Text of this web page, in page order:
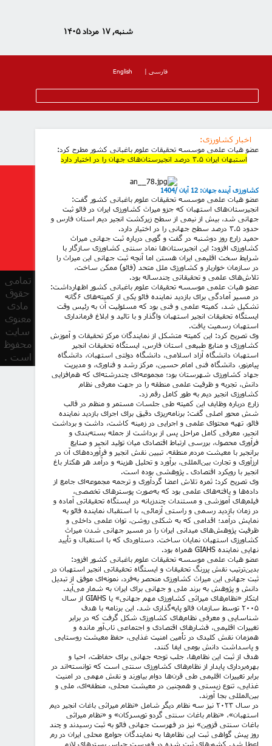
شنبه, ۱۷ مرداد ۱۴۰۵
فارسی|
English
اخبار کشاورزی:
عضو هیات علمی موسسه تحقیقات علوم باغبانی کشور مطرح کرد:
استبهان ایران ۳.۵ درصد انجیرستان‌های جهان را در اختیار دارد
کشاورزی آینده جهان: 12 آبان /1404
عضو هیات علمی موسسه تحقیقات علوم باغبانی کشور گفت:
انجیرستان‌های استهبان که جزو میراث کشاورزی ایران در فائو ثبت
جهانی شد، بیش از نیمی از سطح زیرکشت انجیر دیم استان فارس و
حدود ۳.۵ درصد سطح جهانی را در اختیار دارد.
حمید زارع روز دوشنبه در گفت و گویی درباره ثبت جهانی میراث
کشاورزی افزود: این انجیرستان‌ها نماد سنتی کشاورزی سازگار با
شرایط سخت اقلیمی ایران‌ هستن اما آنچه ثبت جهانی این میراث را
در سازمان خواربار و کشاورزی ملل متحد (فائو) ممکن ساخت،
تلاش‌های علمی و تحقیقاتی چندساله بود.
عضو هیات علمی موسسه تحقیقات علوم باغبانی کشور اظهارداشت:
در مسیر آمادگی برای بازدید نماینده فائو یکی از کمیته‌های ۶گانه
تشکیل شد، کمیته علمی و فنی بود که مسئولیت آن به رئیس وقت
ایستگاه تحقیقات انجیر استهبان واگذار و با تائید و ابلاغ فرمانداری
استهبان رسمیت یافت.
وی تصریح کرد: این کمیته متشکل از نمایندگان مرکز تحقیقات و آموزش
کشاورزی و منابع طبیعی استان فارس، ایستگاه تحقیقات انجیر
استهبان دانشگاه آزاد اسلامی، دانشگاه دولتی استهبان، دانشگاه
پیام‌نور، دانشگاه فنی امام حسین، مرکز رشد و فناوری، و مدیریت
جهاد کشاورزی شهرستان بود؛ مجموعه‌ای چندرشته‌ای که هم‌افزایی
دانش، تجربه و ظرفیت علمی منطقه را در جهت معرفی نظام
کشاورزی انجیر دیم به طور کامل رقم زد.
زارع درباره وظایف این کمیته طی جلسات مستمر و منظم در قالب
شش محور اصلی گفت: برنامه‌ریزی دقیق برای اجرای بازدید نماینده
فائو، تهیه محتوای علمی و اجرایی در زمینه کاشت، داشت و برداشت
انجیر، معرفی کامل مراحل پس از برداشت از جمله بسته‌بندی و
فرآوری محصول، بررسی ارتباط اقتصادی میان تولید انجیر و صنایع
برانجیر با معیشت مردم منطقه، تبیین نقش انجیر و فرآورده‌های آن در
ارزآوری و تجارت بین‌المللی، برآورد و تحلیل هزینه و درآمد هر هکتار باغ
انجیر با رویکرد اقتصادی ـ پژوهشی بوده است.
وی تصریح کرد: ثمره تلاش اعضا گردآوری و ترجمه‌ مجموعه‌ای جامع از
داده‌ها و یافته‌های علمی بود که به‌صورت پوسترهای تخصصی،
فیلم‌های آموزشی و مستندات چندزبانه در ایستگاه تحقیقاتی آماده و
در زمان بازدید رسمی و راستی آزمائی، با استقبال نماینده فائو به
نمایش درآمد؛ اقدامی که به شکلی روشن، توان علمی داخلی و
ظرفیت پژوهش‌های میدانی ایران را در مسیر جهانی شدن میراث
کشاورزی استهبان نمایان ساخت. دستاوردی که با استقبال و تأیید
نهایی نماینده GIAHSهمراه بود.
عضو هیات علمی موسسه تحقیقات علوم باغبانی کشور افزود:
بدین‌ترتیب نقش پررنگ تحقیقات و ایستگاه تحقیقاتی انجیر استهبان در
ثبت جهانی این میراث کشاورزی منحصر به‌فرد، نمونه‌ای موفق از تبدیل
دانش و پژوهش به برند ملی و جهانی برای ایران به شمار می‌آید.
ابتکار «نظام‌های میراثی کشاورزی مهم جهانی» یاGIAHSاز سال
۲۰۰۵ توسط سازمان فائو پایه‌گذاری شد. این برنامه با هدف
شناسایی و معرفی نظام‌های کشاورزی‌ شکل گرفت که در برابر
تغییرات اقلیمی، فشارهای اقتصادی و اجتماعی تاب‌آور مانده و
همزمان نقش کلیدی در تأمین امنیت غذایی، حفظ معیشت روستایی
و پاسداشت دانش بومی ایفا کنند.
هدف از ثبت این نظام‌ها، جلب توجه جهانی برای حفاظت، احیا و
بهره‌برداری پایدار از نظام‌های کشاورزی سنتی است که توانسته‌اند در
برابر تغییرات اقلیمی طی قرن‌ها دوام بیاورند و نقش مهمی در امنیت
غذایی، تنوع زیستی و همچنین در معیشت محلی، منطقه‌ای، ملی و
بین‌المللی بجا آورند.
در سال ۲۰۲۳ نیز سه نظام دیگر شامل «نظام میراثی باغات انجیر دیم
استهبان»، «نظام باغات سنتی گردو تویسرکان» و «نظام میراثی
باغات سنتی قزوین» نیز در فهرست جهانی فائو به ثبت رسیدند و چند
روز پیش گواهی ثبت این نظام‌ها به نمایندگان جوامع محلی ایران در رم
اعطا شد. کشورهای ثبت شده در فهرست جیاس بسترهای لازم
تمامی
حقوق
مادی
معنوی
سایت
محفوظ
است .